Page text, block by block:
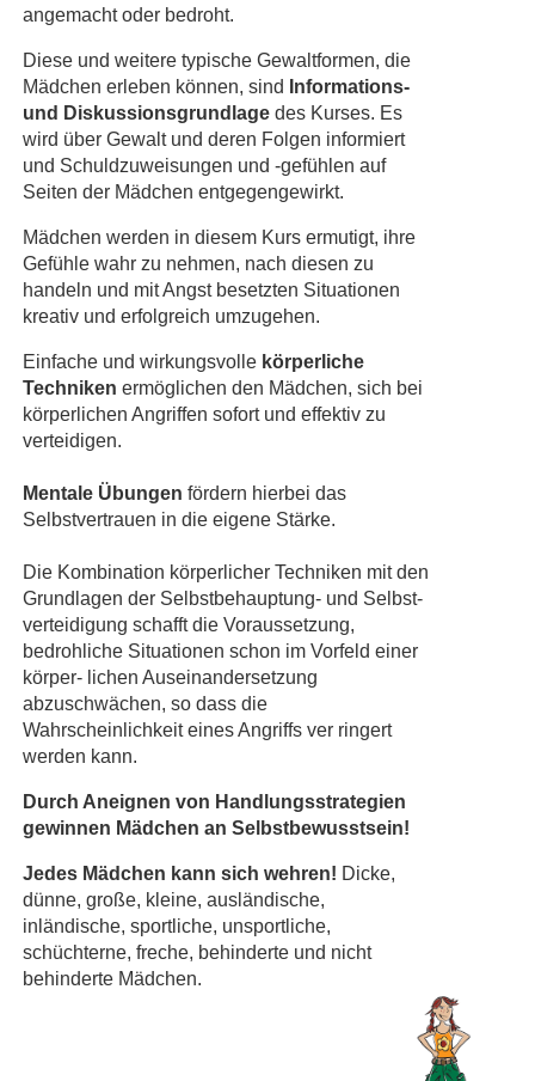
angemacht oder bedroht.
Diese und weitere typische Gewaltformen, die
Mädchen erleben können, sind
Informations-
und Diskussionsgrundlage des Kurses. Es
wird über Gewalt und deren Folgen informiert
und Schuldzuweisungen und -gefühlen auf
Seiten der Mädchen entgegengewirkt.
Mädchen werden in diesem Kurs ermutigt, ihre
Gefühle wahr zu nehmen, nach diesen zu
handeln und mit Angst besetzten Situationen
kreativ und erfolgreich umzugehen.
Einfache und wirkungsvolle körperliche
Techniken ermöglichen den Mädchen, sich bei
körperlichen Angriffen sofort und effektiv zu
verteidigen.
Mentale Übungen fördern hierbei das
Selbstvertrauen in die eigene Stärke.
Die Kombination körperlicher Techniken mit den
Grundlagen der Selbstbehauptung- und Selbst-
verteidigung schafft die Voraussetzung,
bedrohliche Situationen schon im Vorfeld einer
körper- lichen Auseinandersetzung
abzuschwächen, so dass die
Wahrscheinlichkeit eines Angriffs ver ringert
werden kann.
Durch Aneignen von Handlungsstrategien
gewinnen Mädchen an Selbstbewusstsein!
Jedes Mädchen kann sich wehren! Dicke,
dünne, große, kleine, ausländische,
inländische, sportliche, unsportliche,
schüchterne, freche, behinderte und nicht
behinderte Mädchen.